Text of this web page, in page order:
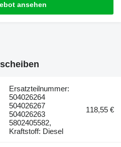
ansehen
Ersatzteilnummer:
504026264
504026267
504026263
5802405582,
Kraftstoff: Diesel
118,55 €